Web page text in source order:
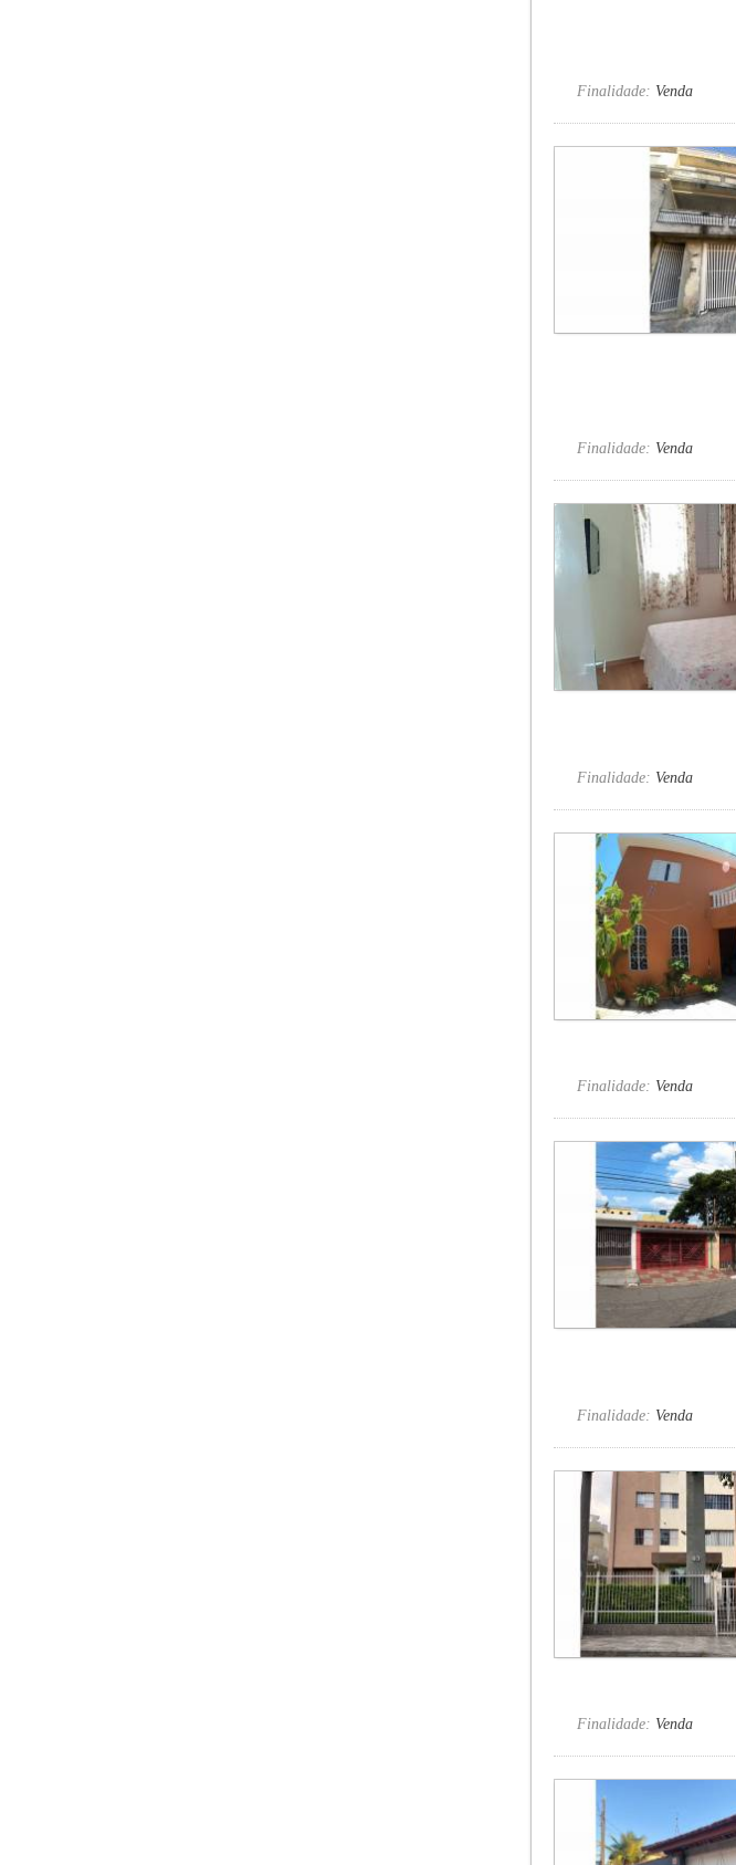
Finalidade: Venda
Finalidade: Venda
Finalidade: Venda
Finalidade: Venda
Finalidade: Venda
Finalidade: Venda